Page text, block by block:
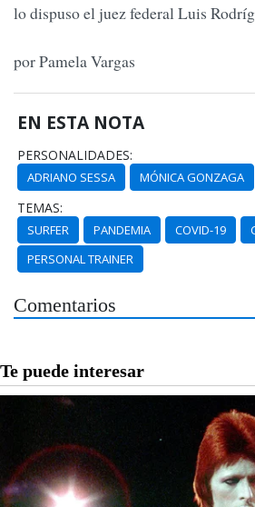
lo dispuso el juez federal Luis
por Pamela Vargas
EN ESTA NOTA
PERSONALIDADES:
ADRIANO SESSA MÓNICA GONZAGA
TEMAS:
SURFER PANDEMIA COVID-19
PERSONAL TRAINER
Comentarios